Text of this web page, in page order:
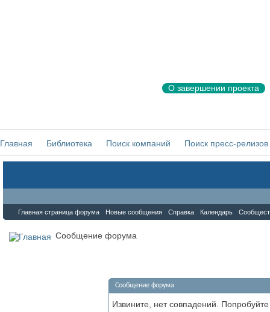
О завершении проекта
Главная Библиотека Поиск компаний Поиск пресс-релизов
Главная страница форума Новые сообщения Справка Календарь
Сообщение форума
Сообщение форума
Извините, нет совпадений.